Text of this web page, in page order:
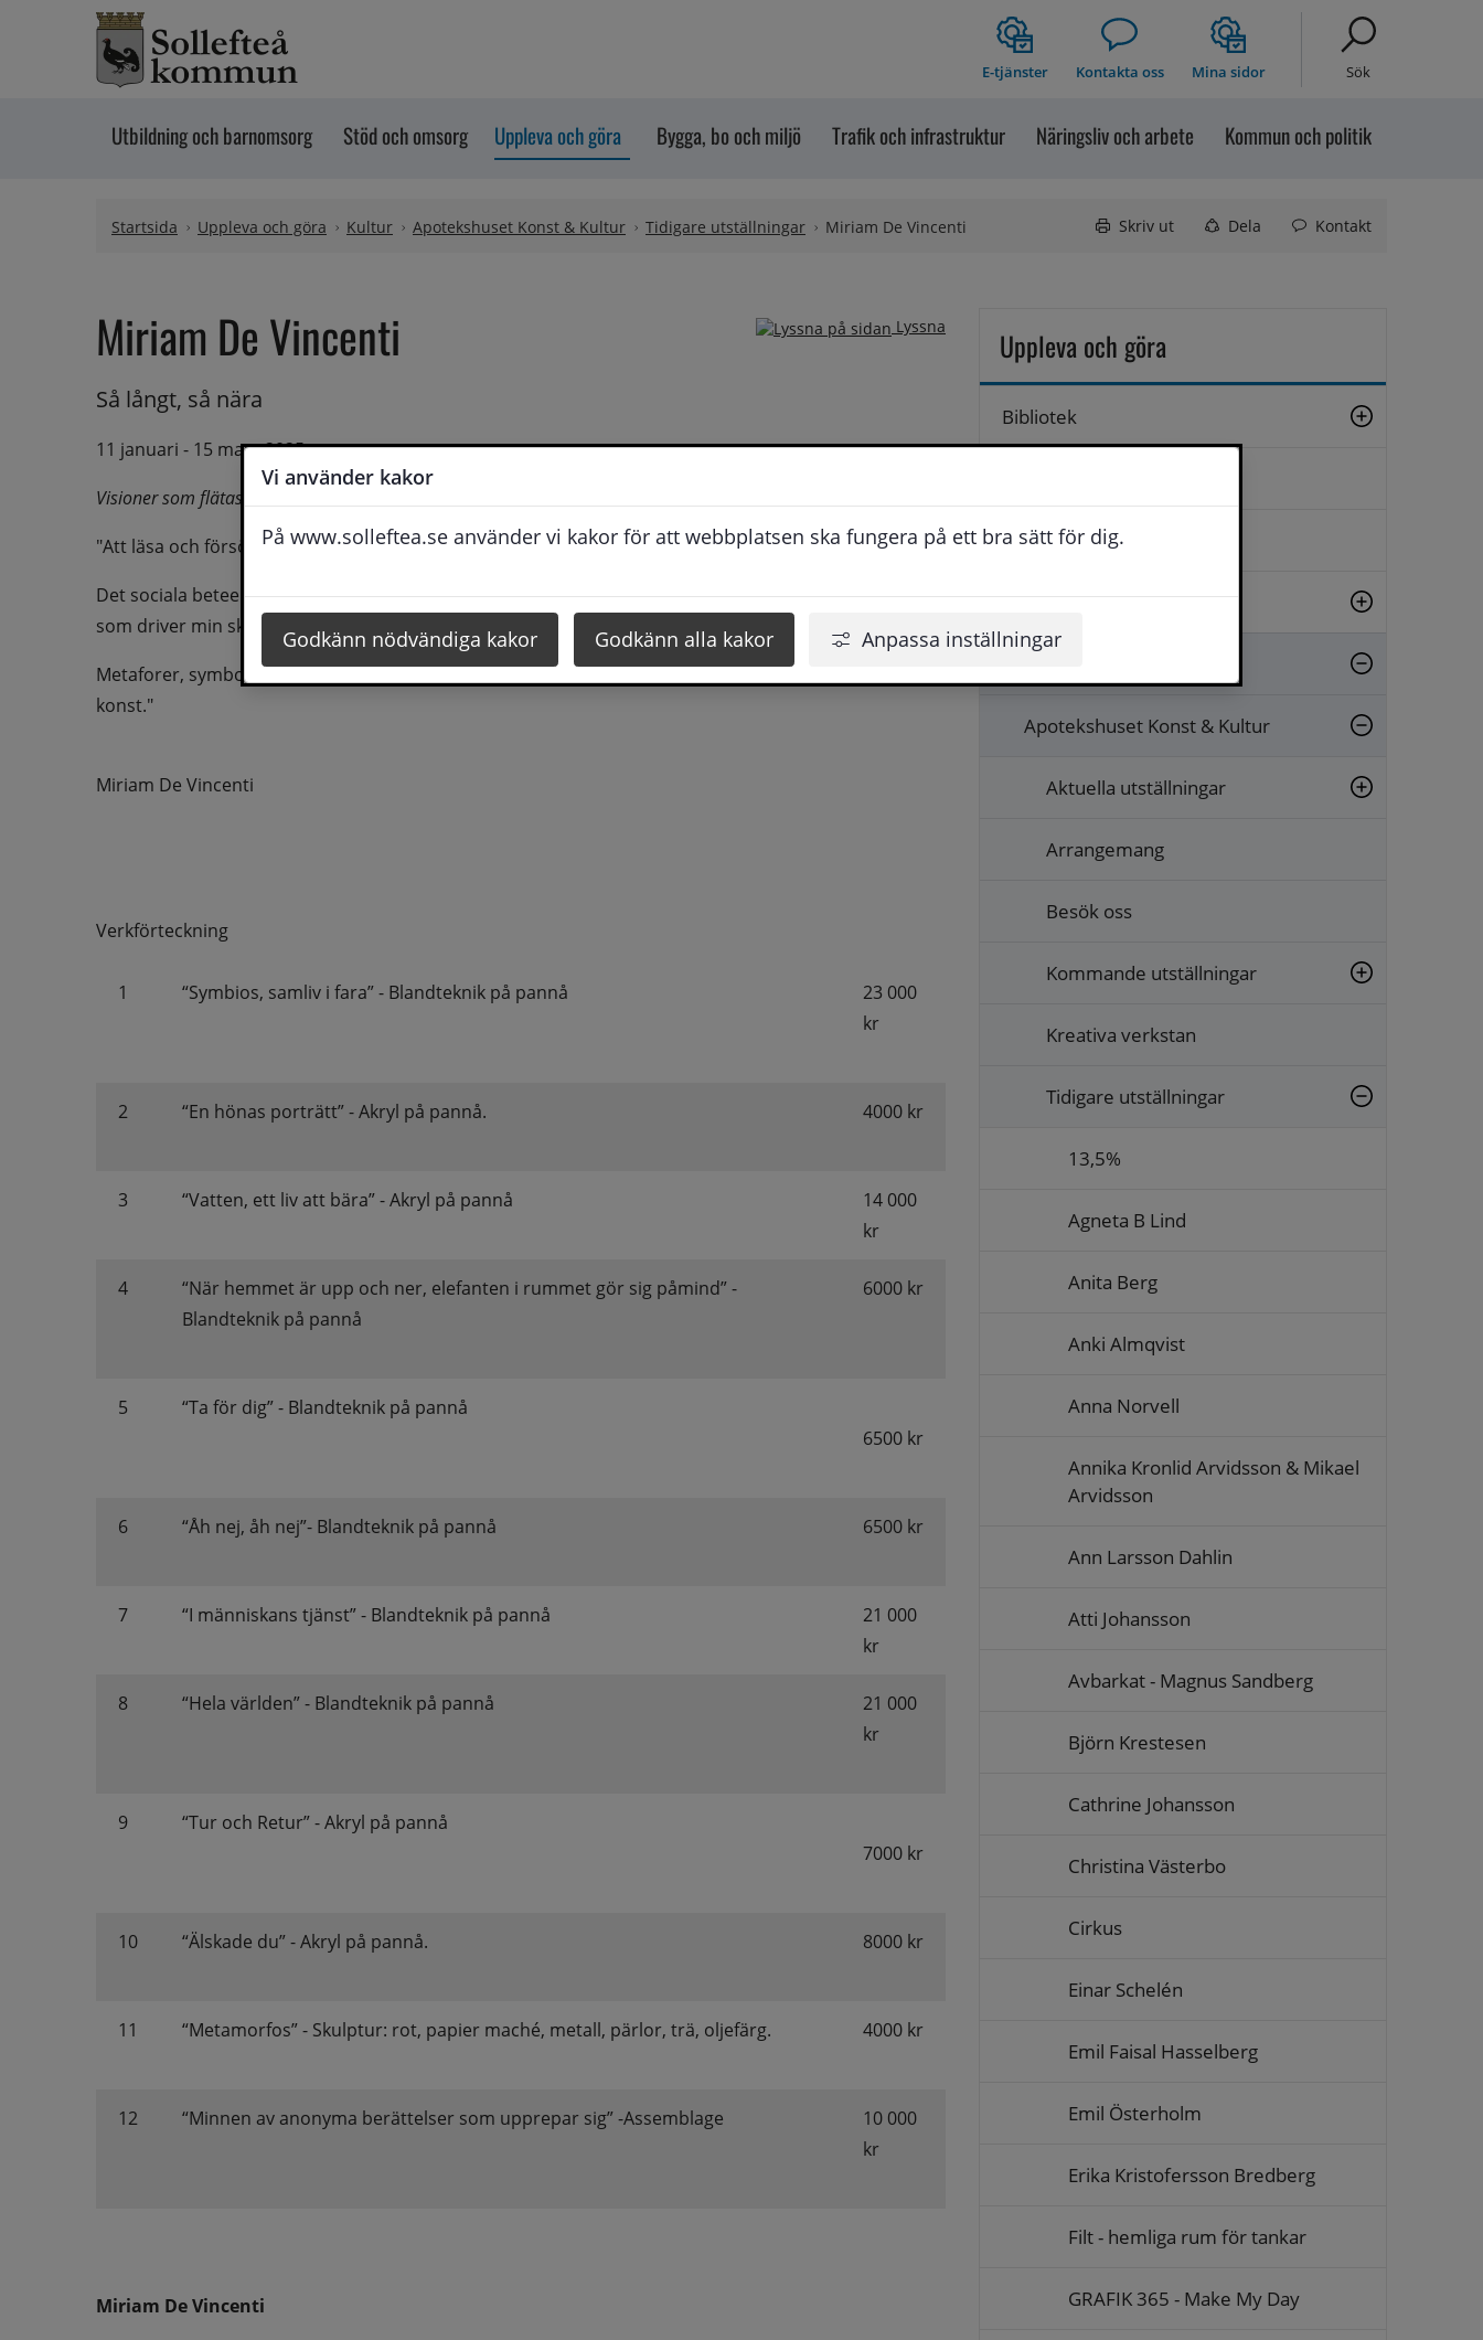
Vi använder kakor
På www.solleftea.se använder vi kakor för att webbplatsen ska fungera på ett bra sätt för dig.
Godkänn nödvändiga kakor Godkänn alla kakor Anpassa inställningar
Hoppa till innehåll
E-tjänster Kontakta oss Mina sidor Sök
Utbildning och barnomsorg Stöd och omsorg Uppleva och göra Bygga, bo och miljö Trafik och infrastruktur Näringsliv och arbete Kommun och politik
Startsida Uppleva och göra Kultur Apotekshuset Konst & Kultur Tidigare utställningar Miriam De Vincenti Skriv ut Dela Kontakt
Lyssna
Miriam De Vincenti
Så långt, så nära
11 januari - 15 mars 2025
Visioner som flätas samman. Landskap som blir vardagliga.
"Att läsa och försöka bryta ner dagens verklighet utgör en stor utmaning för oss alla.
Det sociala beteendet inför stora frågor som påverkar och förändrar vår tillvaro väcker i mig tankar
som driver min skapande process.
Metaforer, symboler, öppna reflektioner samt blandade material och tekniker är närvarande i min
konst."
Miriam De Vincenti
Verkförteckning
1 “Symbios, samliv i fara” - Blandteknik på pannå
23 000
kr
2 “En hönas porträtt” - Akryl på pannå. 4000 kr
3 “Vatten, ett liv att bära” - Akryl på pannå
14 000
kr
4
“När hemmet är upp och ner, elefanten i rummet gör sig påmind” -
Blandteknik på pannå
6000 kr
5
“Ta för dig” - Blandteknik på pannå
6500 kr
6 “Åh nej, åh nej”- Blandteknik på pannå 6500 kr
7 “I människans tjänst” - Blandteknik på pannå
21 000
kr
8 “Hela världen” - Blandteknik på pannå
21 000
kr
9
“Tur och Retur” - Akryl på pannå
7000 kr
10 “Älskade du” - Akryl på pannå. 8000 kr
11 “Metamorfos” - Skulptur: rot, papier maché, metall, pärlor, trä, oljefärg. 4000 kr
12 “Minnen av anonyma berättelser som upprepar sig” -Assemblage
10 000
kr
Miriam De Vincenti
Uppleva och göra
Bibliotek
Evenemang
Fritid
Apotekshuset Konst & Kultur
Aktuella utställningar
Arrangemang
Besök oss
Kommande utställningar
Kreativa verkstan
Tidigare utställningar
13,5%
Agneta B Lind
Anita Berg
Anki Almqvist
Anna Norvell
Annika Kronlid Arvidsson & Mikael
Arvidsson
Ann Larsson Dahlin
Atti Johansson
Avbarkat - Magnus Sandberg
Björn Krestesen
Cathrine Johansson
Christina Västerbo
Cirkus
Einar Schelén
Emil Faisal Hasselberg
Emil Österholm
Erika Kristofersson Bredberg
Filt - hemliga rum för tankar
GRAFIK 365 - Make My Day